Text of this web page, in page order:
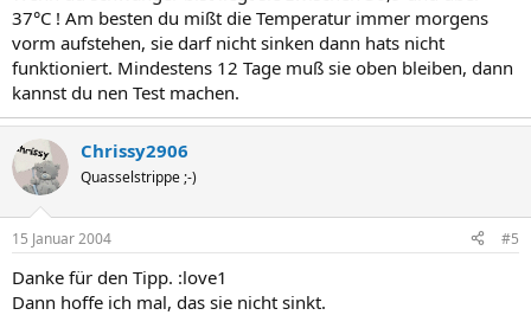
37°C ! Am besten du mißt die Temperatur immer morgens
vorm aufstehen, sie darf nicht sinken dann hats nicht
funktioniert. Mindestens 12 Tage muß sie oben bleiben, dann
kannst du nen Test machen.
Chrissy2906
Quasselstrippe ;-)
15 Januar 2004 #5
Danke für den Tipp. :love1
Dann hoffe ich mal, das sie nicht sinkt.